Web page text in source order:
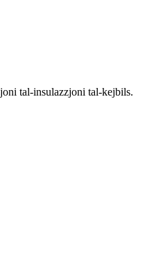
tal-insulazzjoni tal-kejbils.